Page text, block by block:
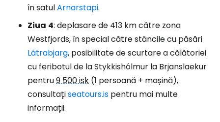
în satulArnarstapi.
Ziua 4: deplasare de 413 km către zona
Westfjords, în special către stâncile cu păsări
Látrabjarg, posibilitate de scurtare a călătoriei
cu feribotul de la Stykkishólmur la Brjanslaekur
pentru9 500 isk (1 persoană + mașină),
consultațiseatours.is pentru mai multe
informații.